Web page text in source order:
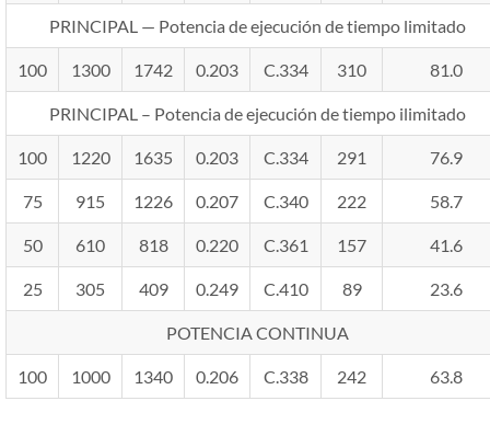
PRINCIPAL — Potencia de ejecución de tiempo limitado
100 1300 1742 0.203 C.334 310 81.0
PRINCIPAL – Potencia de ejecución de tiempo ilimitado
100 1220 1635 0.203 C.334 291 76.9
75 915 1226 0.207 C.340 222 58.7
50 610 818 0.220 C.361 157 41.6
25 305 409 0.249 C.410 89 23.6
POTENCIA CONTINUA
100 1000 1340 0.206 C.338 242 63.8